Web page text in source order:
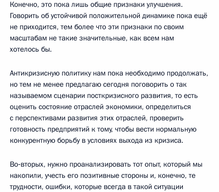
Конечно, это пока лишь общие признаки улучшения.
Говорить об устойчивой положительной динамике пока ещё
не приходится, тем более что эти признаки по своим
масштабам не такие значительные, как всем нам
хотелось бы.
Антикризисную политику нам пока необходимо продолжать,
но тем не менее предлагаю сегодня поговорить о так
называемом сценарии посткризисного развития, то есть
оценить состояние отраслей экономики, определиться
с перспективами развития этих отраслей, проверить
готовность предприятий к тому, чтобы вести нормальную
конкурентную борьбу в условиях выхода из кризиса.
Во‑вторых, нужно проанализировать тот опыт, который мы
накопили, учесть его позитивные стороны и, конечно, те
трудности, ошибки, которые всегда в такой ситуации